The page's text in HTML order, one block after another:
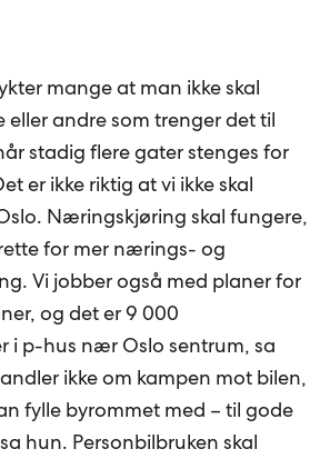
mange at man ikke skal
eller andre som trenger det til
stadig flere gater stenges for
er ikke riktig at vi ikke skal
Næringskjøring skal fungere,
for mer nærings- og
Vi jobber også med planer for
og det er 9 000
i p-hus nær Oslo sentrum, sa
ikke om kampen mot bilen,
fylle byrommet med – til gode
hun. Personbilbruken skal